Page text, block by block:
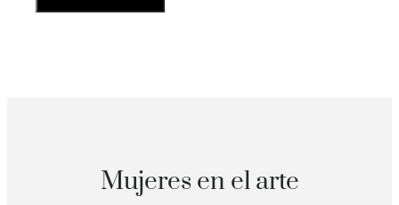
Mujeres en el arte